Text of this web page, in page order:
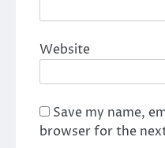
Website
Save my name,
browser for the